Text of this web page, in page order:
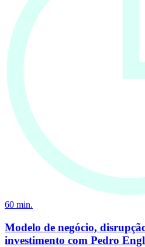
60 min.
Modelo de negócio,
investimento com Pedro